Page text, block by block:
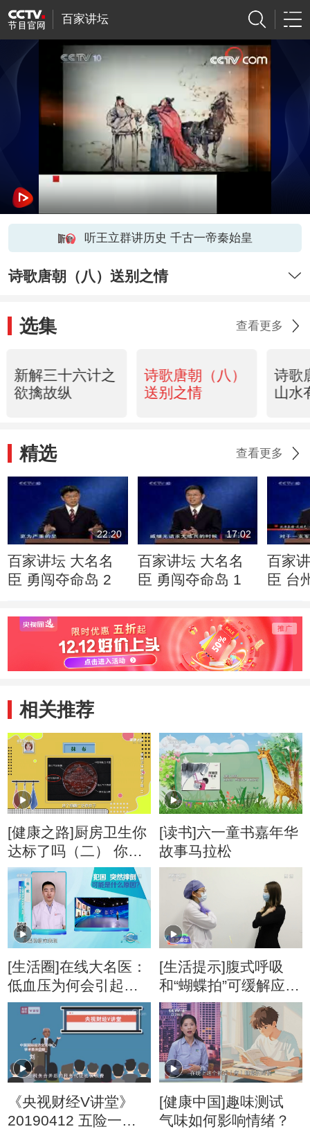
百家讲坛
听王立群讲历史 千古一帝秦始皇
诗歌唐朝（八）送别之情
选集 查看更多
新解三十六计之
欲擒故纵
诗歌唐朝（八）
送别之情
诗歌
山水
精选 查看更多
22:20
百家讲坛 大名名
臣 勇闯夺命岛 2
17:02
百家讲坛 大名名
臣 勇闯夺命岛 1
百家
臣 台
相关推荐
[健康之路]厨房卫生你
达标了吗（二） 你家
的抹布干净吗？
[读书]六一童书嘉年华
故事马拉松
[生活圈]在线大名医：
低血压为何会引起犯
困？
[生活提示]腹式呼吸
和“蝴蝶拍”可缓解应激
反应
《央视财经V讲堂》
20190412 五险一金
[健康中国]趣味测试
气味如何影响情绪？